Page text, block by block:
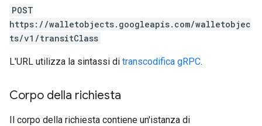
POST
https://walletobjects.googleapis.com/walletobjec
ts/v1/transitClass
L'URL utilizza la sintassi di transcodifica gRPC.
Corpo della richiesta
Il corpo della richiesta contiene un'istanza di